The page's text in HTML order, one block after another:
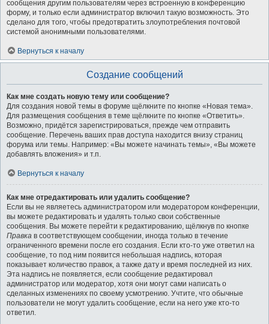
сообщения другим пользователям через встроенную в конференцию
форму, и только если администратор включил такую возможность. Это
сделано для того, чтобы предотвратить злоупотребления почтовой
системой анонимными пользователями.
Вернуться к началу
Создание сообщений
Как мне создать новую тему или сообщение?
Для создания новой темы в форуме щёлкните по кнопке «Новая тема».
Для размещения сообщения в теме щёлкните по кнопке «Ответить».
Возможно, придётся зарегистрироваться, прежде чем отправить
сообщение. Перечень ваших прав доступа находится внизу страниц
форума или темы. Например: «Вы можете начинать темы», «Вы можете
добавлять вложения» и т.п.
Вернуться к началу
Как мне отредактировать или удалить сообщение?
Если вы не являетесь администратором или модератором конференции,
вы можете редактировать и удалять только свои собственные
сообщения. Вы можете перейти к редактированию, щёлкнув по кнопке
Правка в соответствующем сообщении, иногда только в течение
ограниченного времени после его создания. Если кто-то уже ответил на
сообщение, то под ним появится небольшая надпись, которая
показывает количество правок, а также дату и время последней из них.
Эта надпись не появляется, если сообщение редактировал
администратор или модератор, хотя они могут сами написать о
сделанных изменениях по своему усмотрению. Учтите, что обычные
пользователи не могут удалить сообщение, если на него уже кто-то
ответил.